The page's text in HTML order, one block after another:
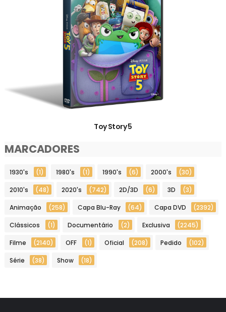
Toy Story 5
MARCADORES
1930's (1) 1980's (1) 1990's (6) 2000's (30)
2010's (48) 2020's (742) 2D/3D (6) 3D (3)
Animação (258) Capa Blu-Ray (64) Capa DVD (2392)
Clássicos (1) Documentário (2) Exclusiva (2245)
Filme (2140) OFF (1) Oficial (208) Pedido (102)
Série (38) Show (18)